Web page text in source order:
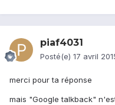
piaf4031
Posté(e) 17 avril
merci pour ta réponse
mais "Google talkback"